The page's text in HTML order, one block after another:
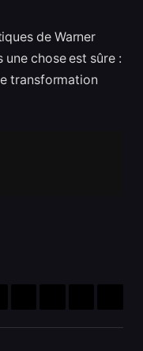
de Warner
une chose est sûre :
transformation